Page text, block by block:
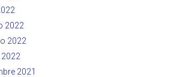
2022
2022
2021